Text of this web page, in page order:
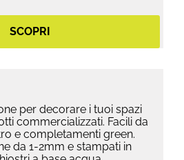
SCOPRI
per decorare i tuoi spazi
commercializzati. Facili da
e completamenti green.
da 1-2mm e stampati in